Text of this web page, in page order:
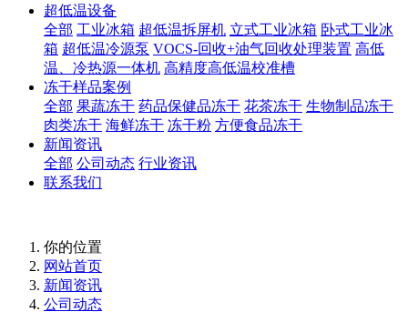
超低温设备
全部 工业冰箱 超低温拆屏机 立式工业冰箱 卧式工业冰
箱 超低温冷源泵 VOCS-回收+油气回收处理装置 高低
温、冷热源一体机 高精度高低温校准槽
冻干样品案例
全部 果蔬冻干 药品保健品冻干 花茶冻干 生物制品冻干
肉类冻干 海鲜冻干 冻干粉 方便食品冻干
新闻资讯
全部 公司动态 行业资讯
联系我们
你的位置
网站首页
新闻资讯
公司动态